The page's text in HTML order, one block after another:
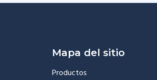
Mapa del sitio
Productos